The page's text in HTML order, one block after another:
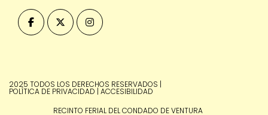
2025 TODOS LOS DERECHOS RESERVADOS |
POLÍTICA DE PRIVACIDAD | ACCESIBILIDAD
RECINTO FERIAL DEL CONDADO DE VENTURA